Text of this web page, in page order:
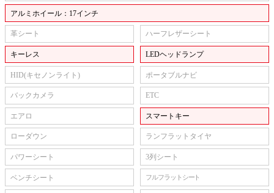
アルミホイール：17インチ
革シート ハーフレザーシート
キーレス LEDヘッドランプ
HID(キセノンライト) ポータブルナビ
バックカメラ ETC
エアロ スマートキー
ローダウン ランフラットタイヤ
パワーシート 3列シート
ベンチシート フルフラットシート